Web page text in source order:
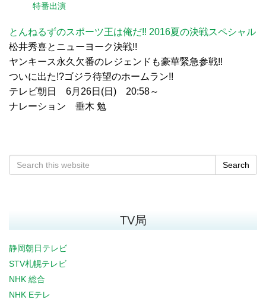
特番出演
とんねるずのスポーツ王は俺だ!! 2016夏の決戦スペシャル
松井秀喜とニューヨーク決戦!!
ヤンキース永久欠番のレジェンドも豪華緊急参戦!!
ついに出た!?ゴジラ待望のホームラン!!
テレビ朝日 6月26日(日) 20:58～
ナレーション 垂木 勉
Search
TV局
静岡朝日テレビ
STV札幌テレビ
NHK 総合
NHK Eテレ